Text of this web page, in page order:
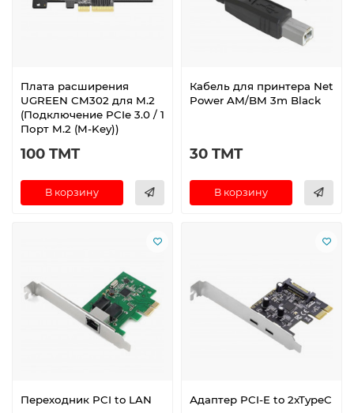
Плата расширения
UGREEN CM302 для M.2
(Подключение PCIe 3.0 / 1
Порт M.2 (M-Key))
100 TMT
В корзину
Кабель для принтера Net
Power AM/BM 3m Black
30 TMT
В корзину
Переходник PCI to LAN Адаптер PCI-E to 2xTypeC